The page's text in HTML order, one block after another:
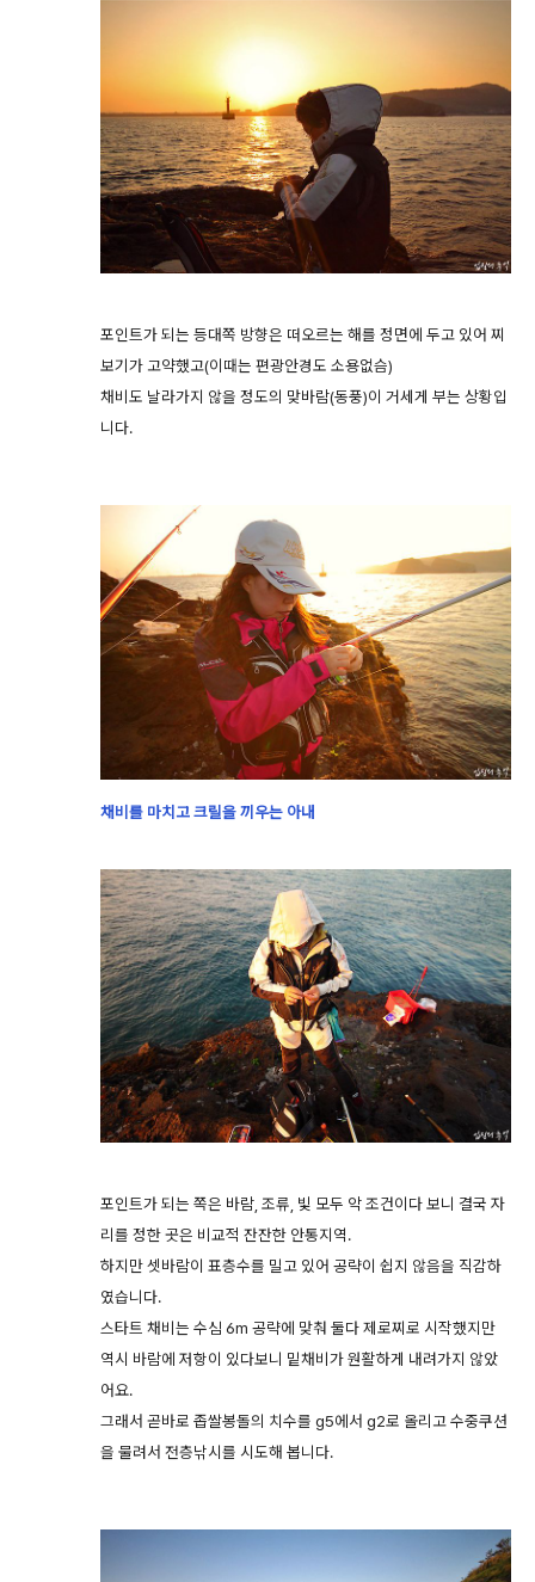
포인트가 되는 등대쪽 방향은 떠오르는 해를 정면에 두고 있어 찌
보기가 고약했고(이때는 편광안경도 소용없슴)
채비도 날라가지 않을 정도의 맞바람(동풍)이 거세게 부는 상황입
니다.
채비를 마치고 크릴을 끼우는 아내
포인트가 되는 쪽은 바람, 조류, 빛 모두 악 조건이다 보니 결국 자
리를 정한 곳은 비교적 잔잔한 안통지역.
하지만 셋바람이 표층수를 밀고 있어 공략이 쉽지 않음을 직감하
였습니다.
스타트 채비는 수심 6m 공략에 맞춰 둘다 제로찌로 시작했지만
역시 바람에 저항이 있다보니 밑채비가 원활하게 내려가지 않았
어요.
그래서 곧바로 좁쌀봉돌의 치수를 g5에서 g2로 올리고 수중쿠션
을 물려서 전층낚시를 시도해 봅니다.